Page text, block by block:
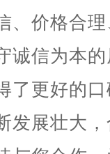
、价格合
诚信为本
了 更好的
发展壮大